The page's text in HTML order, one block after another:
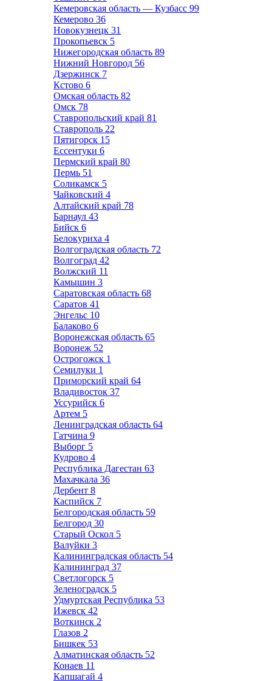
Кемеровская область — Кузбасс 99
Кемерово 36
Новокузнецк 31
Прокопьевск 5
Нижегородская область 89
Нижний Новгород 56
Дзержинск 7
Кстово 6
Омская область 82
Омск 78
Ставропольский край 81
Ставрополь 22
Пятигорск 15
Ессентуки 6
Пермский край 80
Пермь 51
Соликамск 5
Чайковский 4
Алтайский край 78
Барнаул 43
Бийск 6
Белокуриха 4
Волгоградская область 72
Волгоград 42
Волжский 11
Камышин 3
Саратовская область 68
Саратов 41
Энгельс 10
Балаково 6
Воронежская область 65
Воронеж 52
Острогожск 1
Семилуки 1
Приморский край 64
Владивосток 37
Уссурийск 6
Артем 5
Ленинградская область 64
Гатчина 9
Выборг 5
Кудрово 4
Республика Дагестан 63
Махачкала 36
Дербент 8
Каспийск 7
Белгородская область 59
Белгород 30
Старый Оскол 5
Валуйки 3
Калининградская область 54
Калининград 37
Светлогорск 5
Зеленоградск 5
Удмуртская Республика 53
Ижевск 42
Воткинск 2
Глазов 2
Бишкек 53
Алматинская область 52
Конаев 11
Капшагай 4